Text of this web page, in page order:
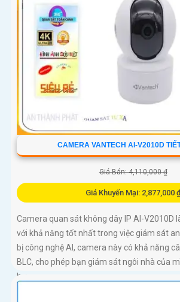
CAMERA VANTECH AI-V2010D
Giá Bán: 4,110,000 ₫
Giá Khuyến Mại: 2,877,000
Camera quan sát không dây IP AI-V2010D
với khả năng tốt nhất trong việc giám sát
bị công nghệ AI, camera này có khả năng
BLC, cho phép bạn giám sát ngôi nhà của
hơn